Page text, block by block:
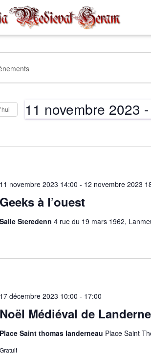
11 novembre 2023 -
date.
Geeks à l’ouest
11 novembre 2023 14:00 - 12 novembre 2023
Salle Steredenn 4 rue du 19 mars 1962,
Noël Médiéval de
17 décembre 2023 10:00 - 17:00
Place Saint thomas landerneau Place Saint
Gratuit